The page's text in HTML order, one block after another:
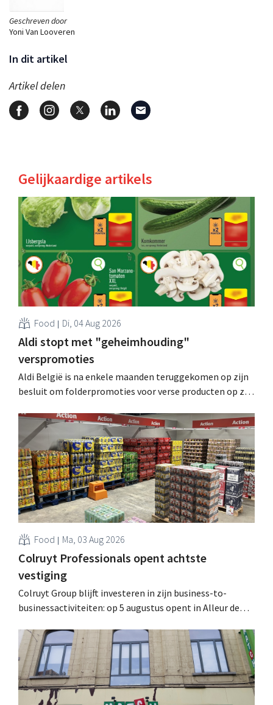
Geschreven door
Yoni Van Looveren
In dit artikel
Artikel delen
Gelijkaardige artikels
Food Di, 04 Aug 2026
Aldi stopt met "geheimhouding"
verspromoties
Aldi België is na enkele maanden teruggekomen op zijn
besluit om folderpromoties voor verse producten op zijn
werking treden: "Onze klanten willen goed
geïnformeerd worden." .
Food Ma, 03 Aug 2026
Colruyt Professionals opent achtste
vestiging
Colruyt Group blijft investeren in zijn business-to-
businessactiviteiten: op 5 augustus opent in Alleur de
winkelformule die zich uitsluitend richt op professionele
klanten. .